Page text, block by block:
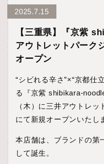
2025.7.15
【三重県】『京紫
アウトレットパーク
オープン
“シビれる辛さ”×“京都仕
る『京紫
（木）に三井アウトレ
にて新規オープンいたし
本店舗は、ブランドの第
して誕生。